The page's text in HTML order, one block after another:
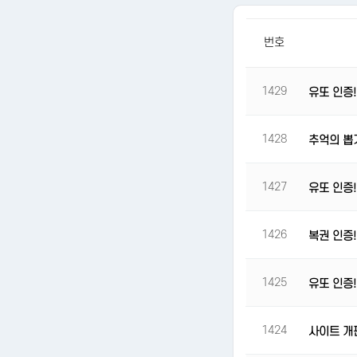
번호
1429 유또 인증!
1428 추억의 뽑
1427 유또 인증!
1426 복권 인증!
1425 유또 인증!
1424 사이트